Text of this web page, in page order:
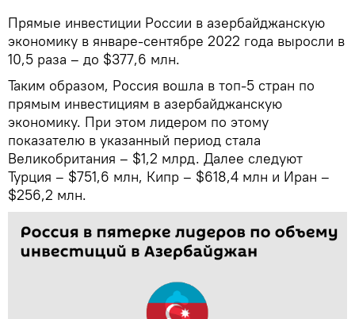
Прямые инвестиции России в азербайджанскую
экономику в январе-сентябре 2022 года выросли в
10,5 раза – до $377,6 млн.
Таким образом, Россия вошла в топ-5 стран по
прямым инвестициям в азербайджанскую
экономику. При этом лидером по этому
показателю в указанный период стала
Великобритания – $1,2 млрд. Далее следуют
Турция – $751,6 млн, Кипр – $618,4 млн и Иран –
$256,2 млн.